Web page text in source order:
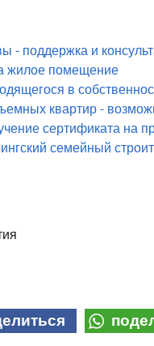
- поддержка и
жилое помещение
в
квартир -
сертификата на
семейный